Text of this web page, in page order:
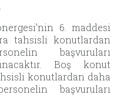
6. maddesi
tahsisli konutlardan
başvuruları
Boş konut
konutlardan daha
başvuruları